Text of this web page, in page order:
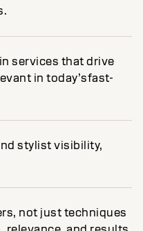
services that drive
in today’sfast-
stylist visibility,
not just techniques